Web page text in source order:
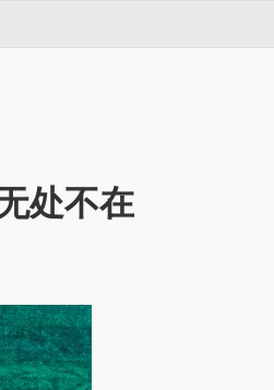
处不在